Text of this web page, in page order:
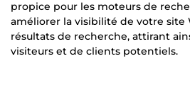
propice pour les moteurs de
améliorer la visibilité de votre site
résultats de recherche, attirant
visiteurs et de clients potentiels.